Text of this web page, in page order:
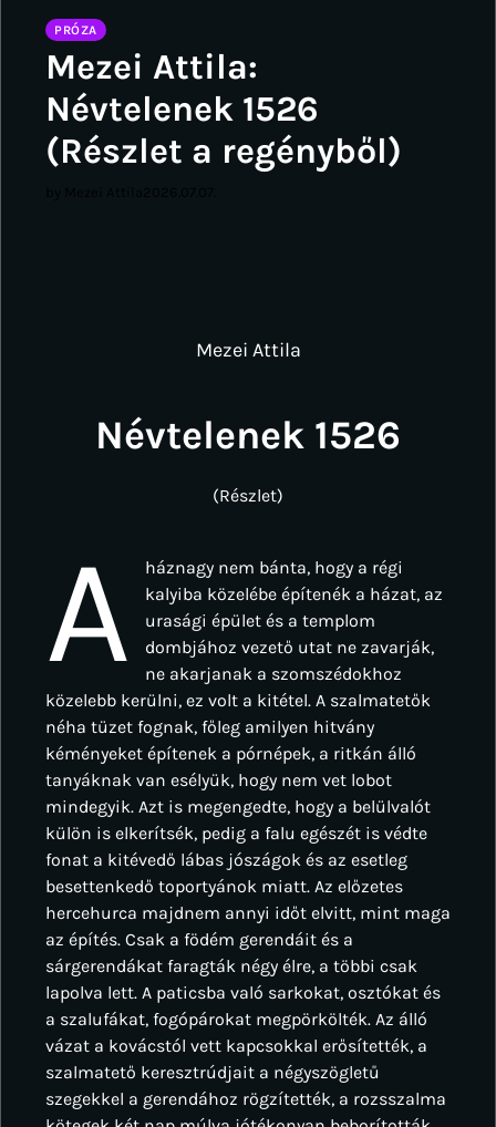
PRÓZA
Mezei Attila:
Névtelenek 1526
(Részlet a regényből)
Mezei Attila
Névtelenek 1526
(Részlet)
A
háznagy nem bánta, hogy a régi
kalyiba közelébe építenék a házat, az
urasági épület és a templom
dombjához vezető utat ne zavarják,
ne akarjanak a szomszédokhoz
közelebb kerülni, ez volt a kitétel. A szalmatetők
néha tüzet fognak, főleg amilyen hitvány
kéményeket építenek a pórnépek, a ritkán álló
tanyáknak van esélyük, hogy nem vet lobot
mindegyik. Azt is megengedte, hogy a belülvalót
külön is elkerítsék, pedig a falu egészét is védte
fonat a kitévedő lábas jószágok és az esetleg
besettenkedő toportyánok miatt. Az előzetes
hercehurca majdnem annyi időt elvitt, mint maga
az építés. Csak a födém gerendáit és a
sárgerendákat faragták négy élre, a többi csak
lapolva lett. A paticsba való sarkokat, osztókat és
a szalufákat, fogópárokat megpörkölték. Az álló
vázat a kovácstól vett kapcsokkal erősítették, a
szalmatető keresztrúdjait a négyszögletű
szegekkel a gerendához rögzítették, a rozsszalma